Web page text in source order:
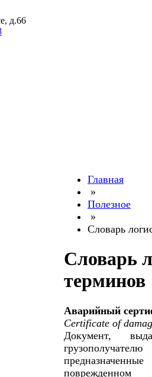
д.66
Главная
»
Полезное
»
Словарь
Словарь
терминов
Аварийный
Certificate of
Документ,